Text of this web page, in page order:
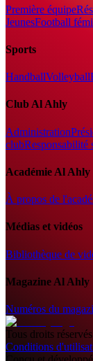
Première équipe
JeunesFootball
Sports
HandballVolleyball
Club Al Ahly
Administration
clubResponsabilité
Académie Al Ahly
À propos de
Médias et vidéos
Bibliothèque de
Magazine Al Ahly
Numéros du
Tous droits réservés
Conditions